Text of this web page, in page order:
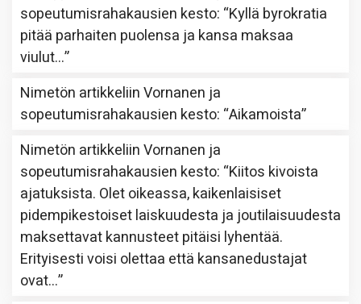
sopeutumisrahakausien kesto: “Kyllä byrokratia
pitää parhaiten puolensa ja kansa maksaa
viulut…”
Nimetön artikkeliinVornanen ja
sopeutumisrahakausien kesto: “Aikamoista”
Nimetön artikkeliinVornanen ja
sopeutumisrahakausien kesto: “Kiitos kivoista
ajatuksista. Olet oikeassa, kaikenlaisiset
pidempikestoiset laiskuudesta ja joutilaisuudesta
maksettavat kannusteet pitäisi lyhentää.
Erityisesti voisi olettaa että kansanedustajat
ovat…”